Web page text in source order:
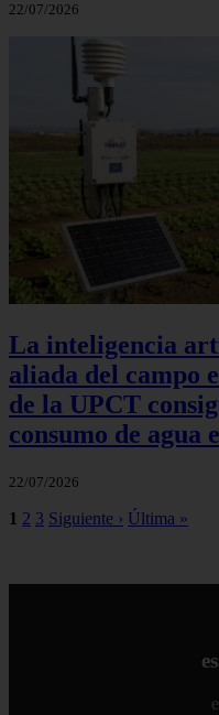
22/07/2026
La inteligencia
aliada del campo
de la UPCT
consumo de agua
22/07/2026
1 2 3 Siguiente › Última »